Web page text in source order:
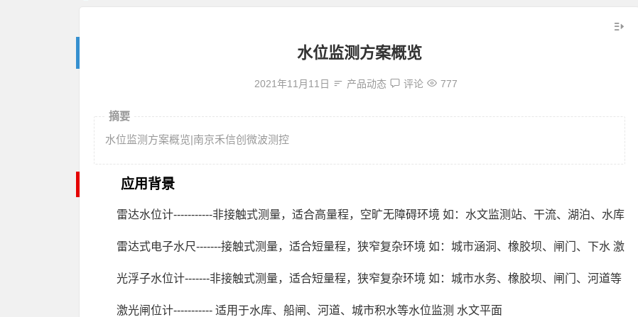
水位监测方案概览
2021年11月11日 产品动态 评论 777
摘要
水位监测方案概览|南京禾信创微波测控
应用背景
雷达水位计-----------非接触式测量，适合高量程，空旷无障碍环境 如：水文监测站、干流、湖泊、水库
雷达式电子水尺-------接触式测量，适合短量程，狭窄复杂环境 如：城市涵洞、橡胶坝、闸门、下水 激
光浮子水位计-------非接触式测量，适合短量程，狭窄复杂环境 如：城市水务、橡胶坝、闸门、河道等
激光闸位计----------- 适用于水库、船闸、河道、城市积水等水位监测 水文平面